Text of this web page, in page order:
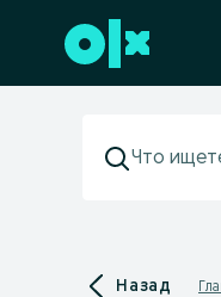
Перейти к нижнему
Назад